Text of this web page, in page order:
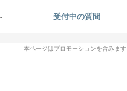
受付中の質問
本ページはプロモーションを含みます